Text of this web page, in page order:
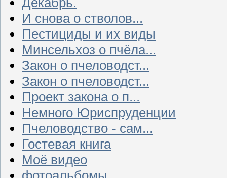
И снова о стволов...
Пестициды и их виды
Минсельхоз о пчёла...
Закон о пчеловодст...
Закон о пчеловодст...
Проект закона о п...
Немного Юриспруденции
Пчеловодство - сам...
Гостевая книга
Моё видео